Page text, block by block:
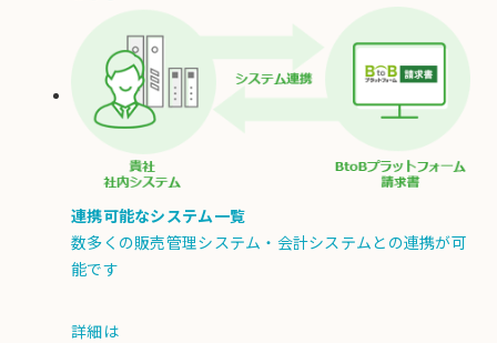
連携可能なシステム一覧
数多くの販売管理システム・会計システムとの連携が可
能です
詳細は